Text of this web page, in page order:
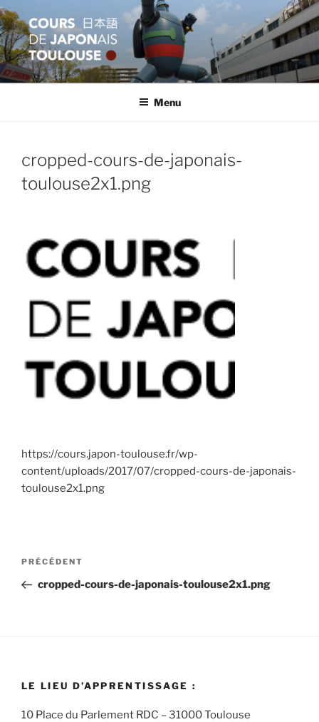
Aller
au
contenu
principal
COURS JAPON TOULOUSE
Apprentissage et formation en langue japonaise
Menu
cropped-cours-de-japonais-
toulouse2x1.png
https://cours.japon-toulouse.fr/wp-
content/uploads/2017/07/cropped-cours-de-japonais-
toulouse2x1.png
Navigation
l’article
Article
précédent
PRÉCÉDENT
cropped-cours-de-japonais-toulouse2x1.png
LE LIEU D’APPRENTISSAGE :
10 Place du Parlement RDC – 31000 Toulouse